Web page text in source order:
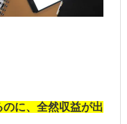
のに、全然収益が出